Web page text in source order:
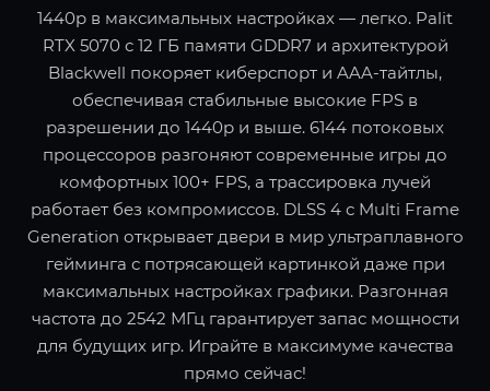
1440p в максимальных настройках — легко. Palit
RTX 5070 с 12 ГБ памяти GDDR7 и архитектурой
Blackwell покоряет киберспорт и AAA-тайтлы,
обеспечивая стабильные высокие FPS в
разрешении до 1440p и выше. 6144 потоковых
процессоров разгоняют современные игры до
комфортных 100+ FPS, а трассировка лучей
работает без компромиссов. DLSS 4 с Multi Frame
Generation открывает двери в мир ультраплавного
гейминга с потрясающей картинкой даже при
максимальных настройках графики. Разгонная
частота до 2542 МГц гарантирует запас мощности
для будущих игр. Играйте в максимуме качества
прямо сейчас!